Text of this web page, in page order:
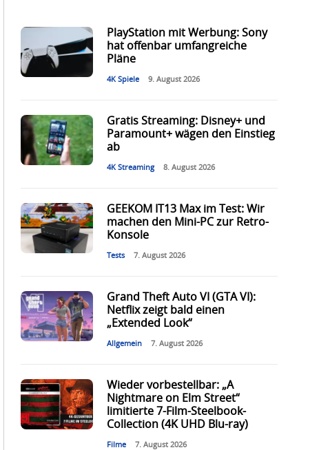
PlayStation mit Werbung: Sony
hat offenbar umfangreiche
Pläne
4K Spiele 9. August 2026
Gratis Streaming: Disney+ und
Paramount+ wägen den Einstieg
ab
4K Streaming 8. August 2026
GEEKOM IT13 Max im Test: Wir
machen den Mini-PC zur Retro-
Konsole
Tests 7. August 2026
Grand Theft Auto VI (GTA VI):
Netflix zeigt bald einen
„Extended Look“
Allgemein 7. August 2026
Wieder vorbestellbar: „A
Nightmare on Elm Street“
limitierte 7-Film-Steelbook-
Collection (4K UHD Blu-ray)
Filme 7. August 2026